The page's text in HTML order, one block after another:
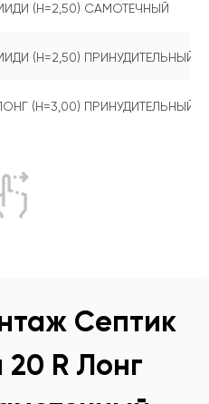
(Н=2,50) САМОТЕЧНЫЙ
(Н=2,50) ПРИНУДИТЕЛЬНЫЙ
(Н=3,00) ПРИНУДИТЕЛЬНЫЙ
Септик
R Лонг